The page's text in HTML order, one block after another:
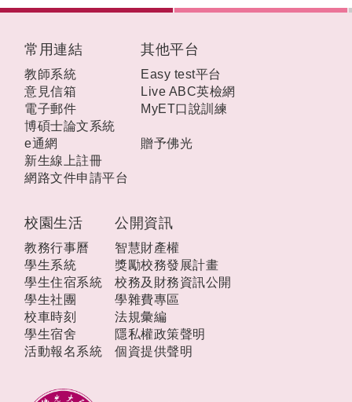
校園生活
教務行事曆
學生系統
學生住宿系統
學生社團
校車時刻
學生宿舍
活動報名系統
公開資訊
智慧財產權
獎勵校務發展計畫
校務及財務資訊公開
學雜費專區
法規彙編
隱私權政策聲明
個資提供聲明
常用連結
教師系統
意見信箱
電子郵件
博碩士論文系統
e通網
新生線上註冊
網路文件申請平台
其他平台
Easy test平台
Live ABC英檢網
MyET口說訓練
贈予佛光